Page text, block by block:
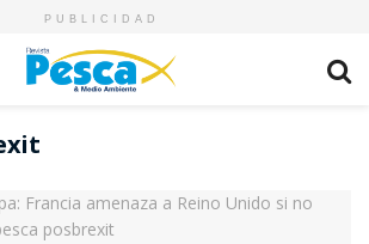
PUBLICIDAD